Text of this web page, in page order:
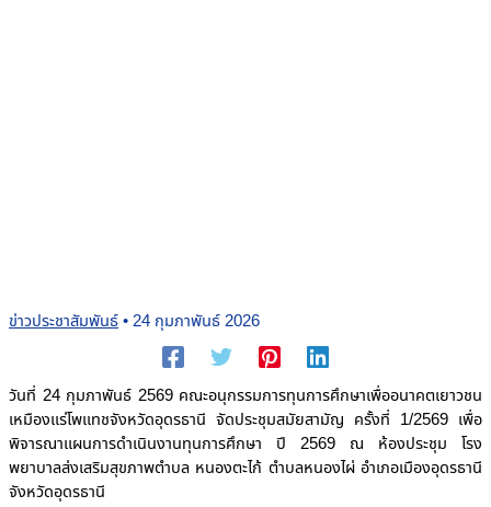
ข่าวประชาสัมพันธ์•24 กุมภาพันธ์ 2026
วันที่ 24 กุมภาพันธ์ 2569 คณะอนุกรรมการทุนการศึกษาเพื่ออนาคตเยาวชน
เหมืองแร่โพแทชจังหวัดอุดรธานี จัดประชุมสมัยสามัญ ครั้งที่ 1/2569 เพื่อ
พิจารณาแผนการดำเนินงานทุนการศึกษา ปี 2569 ณ ห้องประชุม โรง
พยาบาลส่งเสริมสุขภาพตำบล หนองตะไก้ ตำบลหนองไผ่ อำเภอเมืองอุดรธานี
จังหวัดอุดรธานี